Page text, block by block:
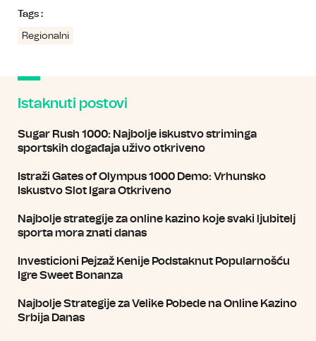
Tags :
Regionalni
Istaknuti postovi
Sugar Rush 1000: Najbolje iskustvo striminga
sportskih događaja uživo otkriveno
Istraži Gates of Olympus 1000 Demo: Vrhunsko
Iskustvo Slot Igara Otkriveno
Najbolje strategije za online kazino koje svaki ljubitelj
sporta mora znati danas
Investicioni Pejzaž Kenije Podstaknut Popularnošću
Igre Sweet Bonanza
Najbolje Strategije za Velike Pobede na Online Kazino
Srbija Danas